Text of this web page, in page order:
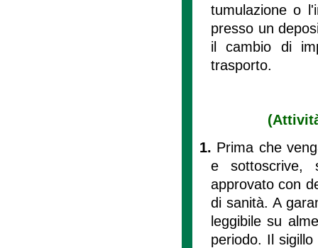
tumulazione o
presso un
il cambio di
trasporto.
1. Prima che
e sottoscrive,
approvato con
di sanità. A
leggibile su
periodo. Il